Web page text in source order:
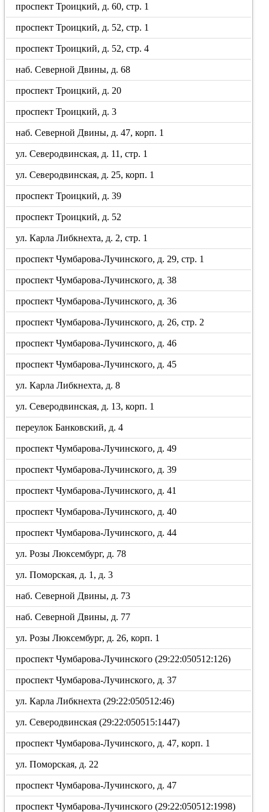
проспект Троицкий, д. 60, стр. 1
проспект Троицкий, д. 52, стр. 1
проспект Троицкий, д. 52, стр. 4
наб. Северной Двины, д. 68
проспект Троицкий, д. 20
проспект Троицкий, д. 3
наб. Северной Двины, д. 47, корп. 1
ул. Северодвинская, д. 11, стр. 1
ул. Северодвинская, д. 25, корп. 1
проспект Троицкий, д. 39
проспект Троицкий, д. 52
ул. Карла Либкнехта, д. 2, стр. 1
проспект Чумбарова-Лучинского, д. 29, стр. 1
проспект Чумбарова-Лучинского, д. 38
проспект Чумбарова-Лучинского, д. 36
проспект Чумбарова-Лучинского, д. 26, стр. 2
проспект Чумбарова-Лучинского, д. 46
проспект Чумбарова-Лучинского, д. 45
ул. Карла Либкнехта, д. 8
ул. Северодвинская, д. 13, корп. 1
переулок Банковский, д. 4
проспект Чумбарова-Лучинского, д. 49
проспект Чумбарова-Лучинского, д. 39
проспект Чумбарова-Лучинского, д. 41
проспект Чумбарова-Лучинского, д. 40
проспект Чумбарова-Лучинского, д. 44
ул. Розы Люксембург, д. 78
ул. Поморская, д. 1, д. 3
наб. Северной Двины, д. 73
наб. Северной Двины, д. 77
ул. Розы Люксембург, д. 26, корп. 1
проспект Чумбарова-Лучинского (29:22:050512:126)
проспект Чумбарова-Лучинского, д. 37
ул. Карла Либкнехта (29:22:050512:46)
ул. Северодвинская (29:22:050515:1447)
проспект Чумбарова-Лучинского, д. 47, корп. 1
ул. Поморская, д. 22
проспект Чумбарова-Лучинского, д. 47
проспект Чумбарова-Лучинского (29:22:050512:1998)